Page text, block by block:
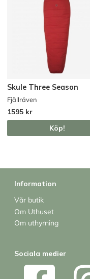
Skule Three Season
Fjällräven
1595 kr
Köp!
Information
Vår butik
Om Uthuset
Om uthyrning
Sociala medier